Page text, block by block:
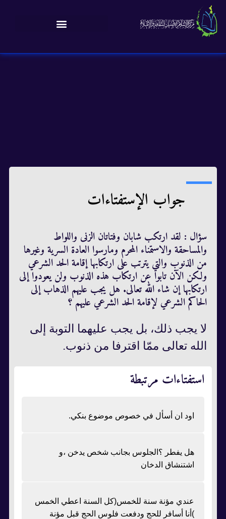
جواب الإستفتاءات
سؤال : لقد ارتكب شابان وفتاتان الزنى واللواط
والمساحقة والاستمناء المحرم ومارسوا العادة السرية وغيرها
من الذنوب والتي يترتب على ارتكابها إقامة الحد الشرعي
ولكن الآن تابوا عن ارتكاب هذه الذنوب ولن يعودوا إلى
ارتكابها إن شاء الله تعالى. هل يجب عليهم الذهاب إلى
الحاكم الشرعي لإقامة الحد الشرعي عليهم ؟
لا يجب ذلك، بل يجب عليهما التوبة إلى
الله تعالى ممّا اقترفا من ذنوب.
استفتاءات مرتبطة
اود ان أسأل في خصوص موضوع بنكي.
هل يفطر ؟الجلوس بجانب شخص يدخن ،و
اشتنشاق الدخان
عندي مؤنة سنة للخمس(كل السنة اعطي الخمس
)أنا أسافر للحج ودفعت فلوس الحج قبل مؤنة